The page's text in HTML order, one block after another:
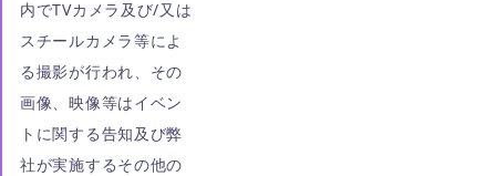
内でTVカメラ及び/又は
スチールカメラ等によ
る撮影が行われ、その
画像、映像等はイベン
トに関する告知及び弊
社が実施するその他の